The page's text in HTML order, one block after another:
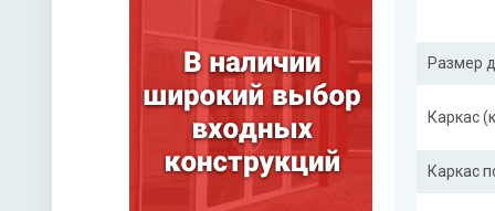
Размер
Каркас
Каркас